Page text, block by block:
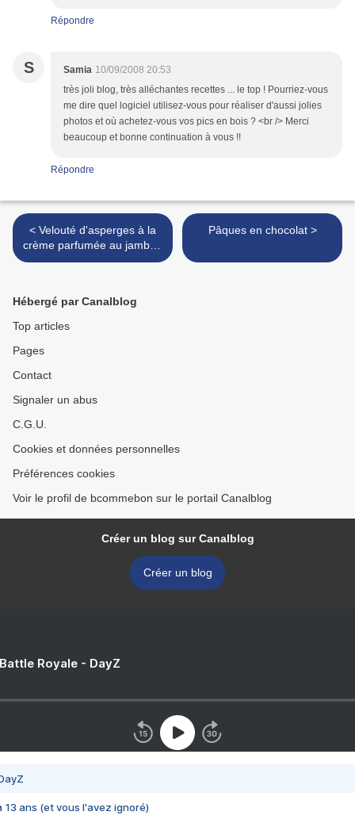
Répondre
S Samia 10/09/2008 20:53
très joli blog, très alléchantes recettes ... le top ! Pourriez-vous
me dire quel logiciel utilisez-vous pour réaliser d'aussi jolies
photos et où achetez-vous vos pics en bois ? <br /> Merci
beaucoup et bonne continuation à vous !!
Répondre
< Velouté d'asperges à la
crème parfumée au jambon
sec
Pâques en chocolat >
Hébergé par Canalblog
Top articles
Pages
Contact
Signaler un abus
C.G.U.
Cookies et données personnelles
Préférences cookies
Voir le profil de bcommebon sur le portail Canalblog
Créer un blog sur Canalblog
Créer un blog
Royale - DayZ
13 ans (et vous l'avez ignoré)